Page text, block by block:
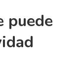
puede